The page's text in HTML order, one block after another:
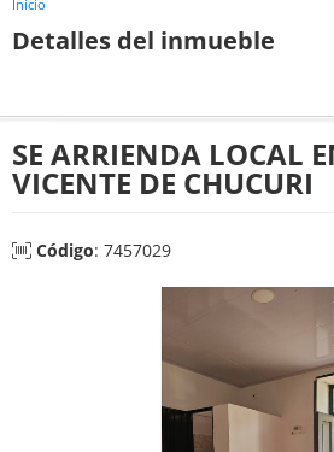
Inicio
Detalles del inmueble
SE ARRIENDA LOCAL
VICENTE DE CHUCURI
Código: 7457029